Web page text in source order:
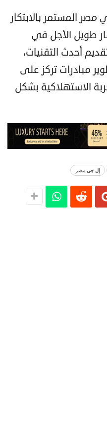
مصر المستمر بالابتكار
طويل الأجل في
أحدث التقنيات،
مبادرات تركز على
الاستهلاكية بشكل
إل جي مصر